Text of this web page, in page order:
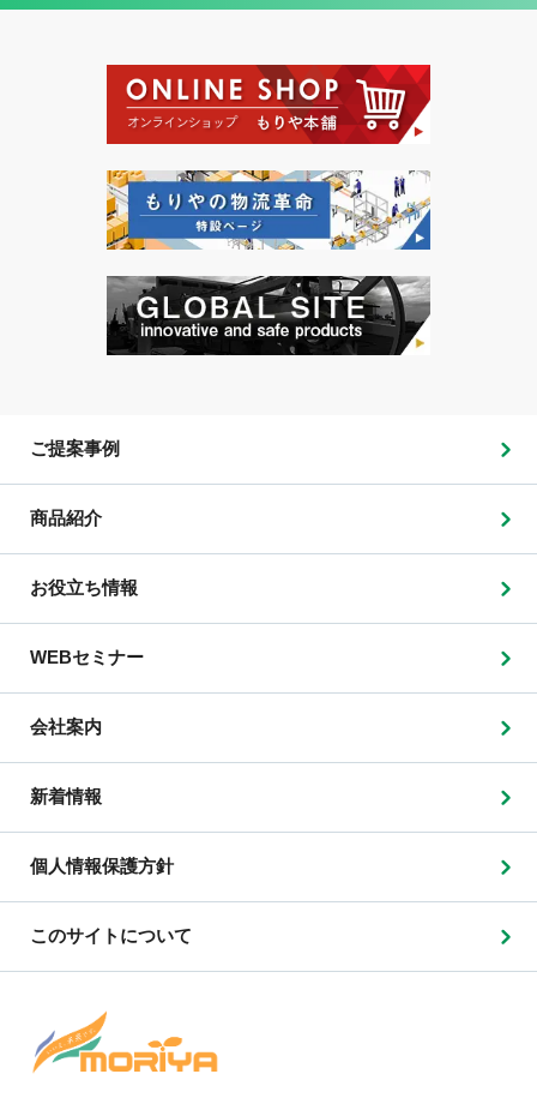
ご提案事例
商品紹介
お役立ち情報
WEBセミナー
会社案内
新着情報
個人情報保護方針
このサイトについて